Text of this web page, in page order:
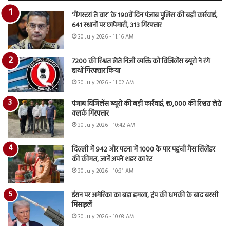
‘गैंगस्टरां ते वार’ के 190वें दिन पंजाब पुलिस की बड़ी कार्रवाई,
641 स्थानों पर छापेमारी, 313 गिरफ्तार
30 July 2026 - 11:16 AM
7200 की रिश्वत लेते निजी व्यक्ति को विजिलेंस ब्यूरो ने रंगे
हाथों गिरफ्तार किया
30 July 2026 - 11:02 AM
पंजाब विजिलेंस ब्यूरो की बड़ी कार्रवाई, ₹10,000 की रिश्वत लेते
क्लर्क गिरफ्तार
30 July 2026 - 10:42 AM
दिल्ली में 942 और पटना में 1000 के पार पहुंची गैस सिलेंडर
की कीमत, जानें अपने शहर का रेट
30 July 2026 - 10:31 AM
ईरान पर अमेरिका का बड़ा हमला, ट्रंप की धमकी के बाद बरसी
मिसाइलें
30 July 2026 - 10:03 AM